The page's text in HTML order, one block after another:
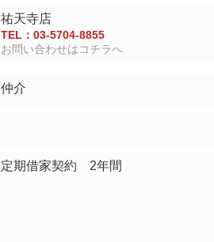
祐天寺店
TEL：03-5704-8855
お問い合わせはコチラへ
仲介
定期借家契約 2年間